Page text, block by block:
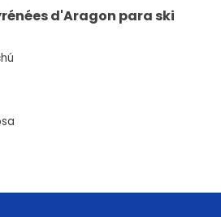
d'Aragon para ski